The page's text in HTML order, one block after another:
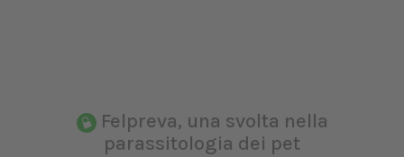
Felpreva, una svolta nella
parassitologia dei pet